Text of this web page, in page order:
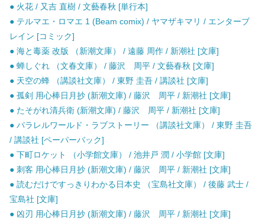
● 火花 / 又吉 直樹 / 文藝春秋 [単行本]
● テルマエ・ロマエ 1 (Beam comix) / ヤマザキマリ / エンターブ
レイン [コミック]
● 海と毒薬 改版 （新潮文庫） / 遠藤 周作 / 新潮社 [文庫]
● 蝉しぐれ （文春文庫） / 藤沢 周平 / 文藝春秋 [文庫]
● 天空の蜂 （講談社文庫） / 東野 圭吾 / 講談社 [文庫]
● 孤剣 用心棒日月抄 (新潮文庫) / 藤沢 周平 / 新潮社 [文庫]
● たそがれ清兵衛 (新潮文庫) / 藤沢 周平 / 新潮社 [文庫]
● パラレルワールド・ラブストーリー （講談社文庫） / 東野 圭吾
/ 講談社 [ペーパーバック]
● 下町ロケット （小学館文庫） / 池井戸 潤 / 小学館 [文庫]
● 刺客 用心棒日月抄 (新潮文庫) / 藤沢 周平 / 新潮社 [文庫]
● 読むだけですっきりわかる日本史 （宝島社文庫） / 後藤 武士 /
宝島社 [文庫]
● 凶刃 用心棒日月抄 (新潮文庫) / 藤沢 周平 / 新潮社 [文庫]